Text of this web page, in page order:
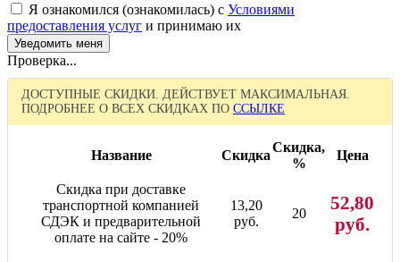
Я ознакомился (ознакомилась) с Условиями
предоставления услуг и принимаю их
Проверка...
ДОСТУПНЫЕ СКИДКИ. ДЕЙСТВУЕТ МАКСИМАЛЬНАЯ.
ПОДРОБНЕЕ О ВСЕХ СКИДКАХ ПО ССЫЛКЕ
Название Скидка
Скидка,
%
Цена
Скидка при доставке
транспортной компанией
СДЭК и предварительной
оплате на сайте - 20%
13,20
руб.
20
52,80
руб.